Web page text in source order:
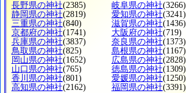
長野県の神社(2385) 岐阜県の神社(3266)
静岡県の神社(2819) 愛知県の神社(3241)
三重県の神社(840) 滋賀県の神社(1436)
京都府の神社(1741) 大阪府の神社(719)
兵庫県の神社(3837) 奈良県の神社(1373)
鳥取県の神社(825) 島根県の神社(1167)
岡山県の神社(1652) 広島県の神社(2828)
山口県の神社(765) 徳島県の神社(1309)
香川県の神社(801) 愛媛県の神社(1250)
高知県の神社(2162) 福岡県の神社(3391)